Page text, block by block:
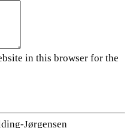
in this browser for the
Jørgensen